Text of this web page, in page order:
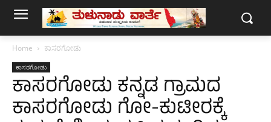
Home ಕಾಸರಗೋಡು
ಕಾಸರಗೋಡು
ಕಾಸರಗೋಡು ಕನ್ನಡ ಗ್ರಾಮದ
ಕಾಸರಗೋಡು ಗೋ-ಕುಟೀರಕ್ಕೆ